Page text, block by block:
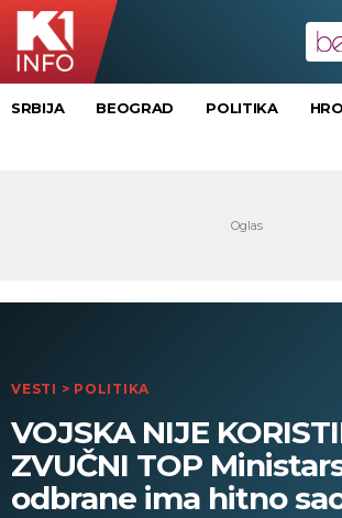
SRBIJA BEOGRAD POLITIKA
VESTI > POLITIKA
VOJSKA NIJE
ZVUČNI TOP
odbrane ima hitno